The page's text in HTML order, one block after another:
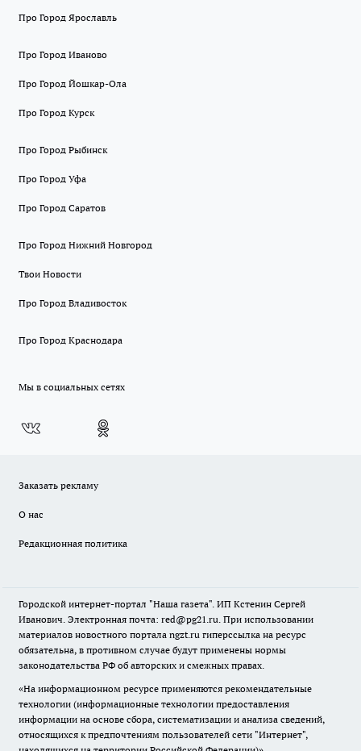
Про Город Ярославль
Про Город Иваново
Про Город Йошкар-Ола
Про Город Курск
Про Город Рыбинск
Про Город Уфа
Про Город Саратов
Про Город Нижний Новгород
Твои Новости
Про Город Владивосток
Про Город Краснодара
Мы в социальных сетях
Заказать рекламу
О нас
Редакционная политика
Городской интернет-портал "Наша газета". ИП Кстенин Сергей
Иванович. Электронная почта: red@pg21.ru. При использовании
материалов новостного портала ngzt.ru гиперссылка на ресурс
обязательна, в противном случае будут применены нормы
законодательства РФ об авторских и смежных правах.
«На информационном ресурсе применяются рекомендательные
технологии (информационные технологии предоставления
информации на основе сбора, систематизации и анализа сведений,
относящихся к предпочтениям пользователей сети "Интернет",